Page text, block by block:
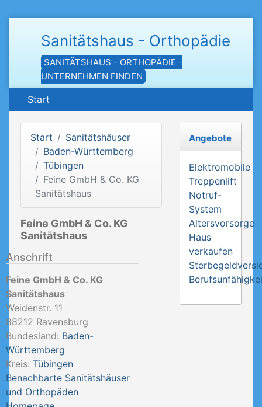
Sanitätshaus - Orthopädie
SANITÄTSHAUS - ORTHOPÄDIE -
UNTERNEHMEN FINDEN
Start
Start
Sanitätshäuser
Baden-Württemberg
Tübingen
Feine GmbH & Co. KG
Sanitätshaus
Feine GmbH & Co. KG
Sanitätshaus
Anschrift
Feine GmbH & Co. KG
Sanitätshaus
Weidenstr. 11
88212 Ravensburg
Bundesland: Baden-
Württemberg
Kreis: Tübingen
Benachbarte Sanitätshäuser
und Orthopäden
Angebote
Elektromobile
Treppenlift
Notruf-
System
Altersvorsorge
Haus
verkaufen